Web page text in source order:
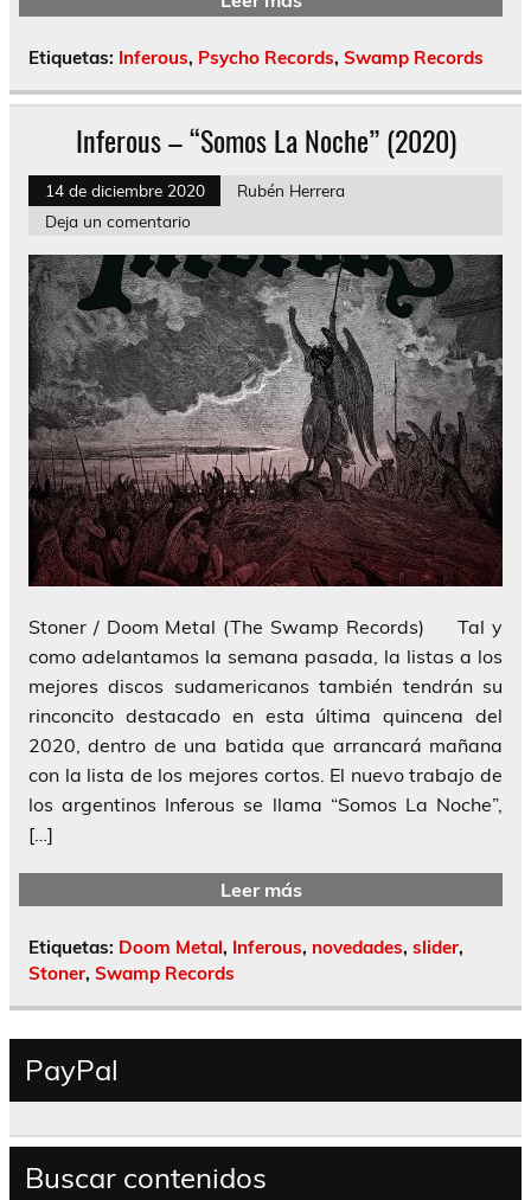
Etiquetas: Inferous, Psycho Records, Swamp Records
Inferous – “Somos La Noche” (2020)
14 de diciembre 2020
Rubén Herrera
Deja un comentario
Stoner / Doom Metal (The Swamp Records) Tal y
como adelantamos la semana pasada, la listas a los
mejores discos sudamericanos también tendrán su
rinconcito destacado en esta última quincena del
2020, dentro de una batida que arrancará mañana
con la lista de los mejores cortos. El nuevo trabajo de
los argentinos Inferous se llama “Somos La Noche”,
[…]
Leer más
Etiquetas: Doom Metal, Inferous, novedades, slider,
Stoner, Swamp Records
PayPal
Buscar contenidos